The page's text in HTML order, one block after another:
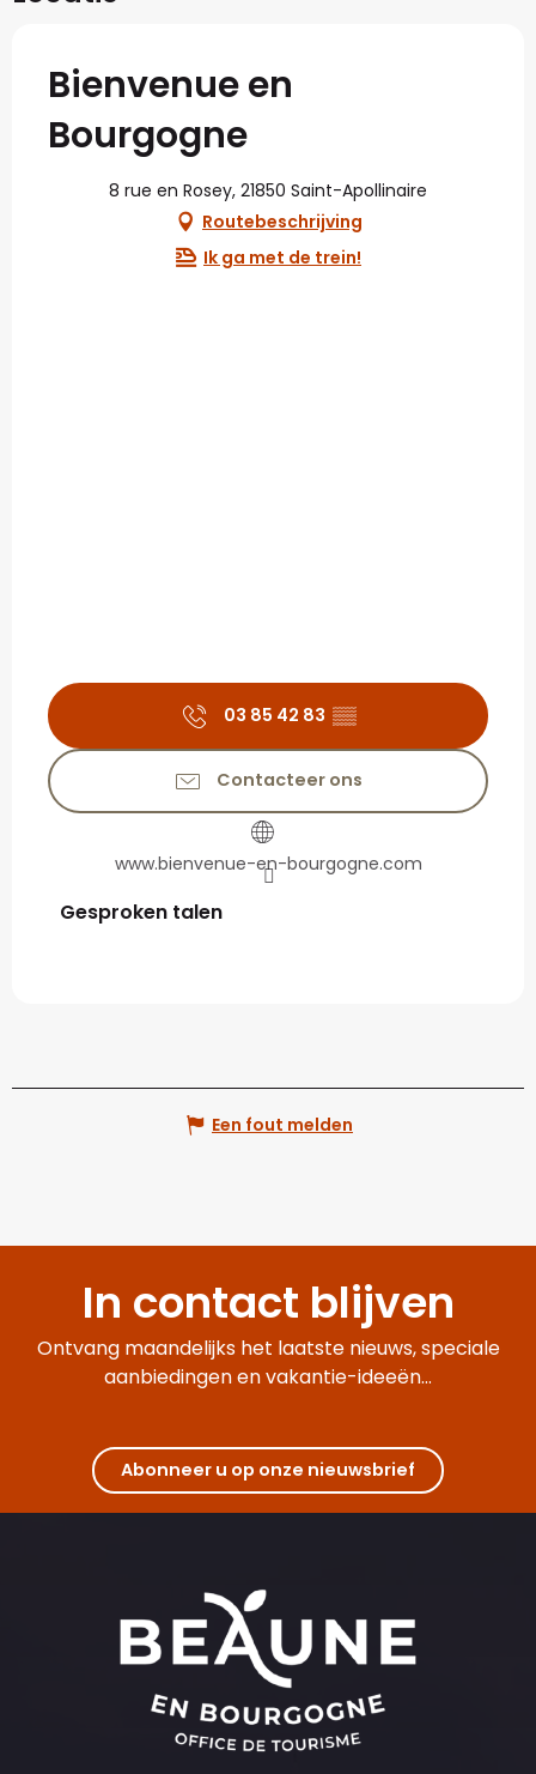
Bienvenue en
Bourgogne
8 rue en Rosey, 21850 Saint-Apollinaire
Routebeschrijving
Ik ga met de trein!
03 85 42 83 ▒▒
Contacteer ons
www.bienvenue-en-bourgogne.com
Gesproken talen
Gesproken talen
Een fout melden
In contact blijven
Ontvang maandelijks het laatste nieuws, speciale
aanbiedingen en vakantie-ideeën...
Abonneer u op onze nieuwsbrief